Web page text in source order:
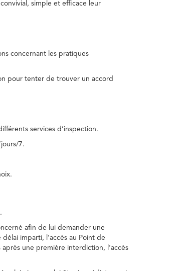
simple et efficace leur
concernant les pratiques
pour tenter de trouver un accord
services d’inspection.
7.
afin de lui demander une
imparti, l’accès au Point de
une première interdiction, l’accès